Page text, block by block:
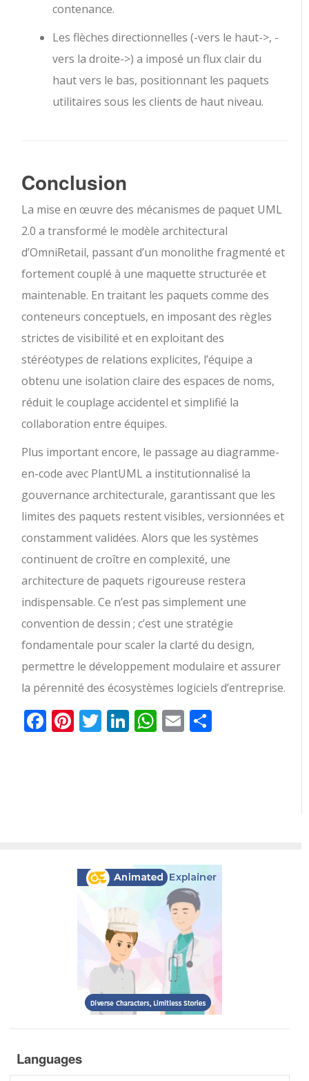
contenance.
Les flèches directionnelles (-vers le haut->, -
vers la droite->) a imposé un flux clair du
haut vers le bas, positionnant les paquets
utilitaires sous les clients de haut niveau.
Conclusion
La mise en œuvre des mécanismes de paquet UML
2.0 a transformé le modèle architectural
d’OmniRetail, passant d’un monolithe fragmenté et
fortement couplé à une maquette structurée et
maintenable. En traitant les paquets comme des
conteneurs conceptuels, en imposant des règles
strictes de visibilité et en exploitant des
stéréotypes de relations explicites, l’équipe a
obtenu une isolation claire des espaces de noms,
réduit le couplage accidentel et simplifié la
collaboration entre équipes.
Plus important encore, le passage au diagramme-
en-code avec PlantUML a institutionnalisé la
gouvernance architecturale, garantissant que les
limites des paquets restent visibles, versionnées et
constamment validées. Alors que les systèmes
continuent de croître en complexité, une
architecture de paquets rigoureuse restera
indispensable. Ce n’est pas simplement une
convention de dessin ; c’est une stratégie
fondamentale pour scaler la clarté du design,
permettre le développement modulaire et assurer
la pérennité des écosystèmes logiciels d’entreprise.
Facebook
Pinterest
Twitter
LinkedIn
WhatsApp
Email
Languages